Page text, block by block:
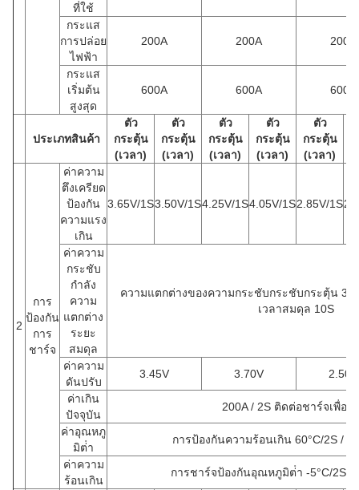
ที่ใช้
กระแส
การปล่อย
ไฟฟ้า
200A 200A 200A
กระแส
เริ่มต้น
สูงสุด
600A 600A 600A
ประเภทสินค้า
ตัว
กระตุ้น
(เวลา)
ตัว
กระตุ้น
(เวลา)
ตัว
กระตุ้น
(เวลา)
ตัว
กระตุ้น
(เวลา)
ตัว
กระตุ้น
(เวลา)
2
การ
ป้องกัน
การ
ชาร์จ
ค่าความ
ตึงเครียด
ป้องกัน
ความแรง
เกิน
3.65V/1S3.50V/1S4.25V/1S4.05V/1S2.85V/1S
ค่าความ
กระชับ
กําลัง
ความ
แตกต่าง
ระยะ
สมดุล
ความแตกต่างของความกระชับกระชับกระตุ้น
เวลาสมดุล 10S
ค่าความ
ดันปรับ
3.45V 3.70V
2.50V
ค่าเกิน
ปัจจุบัน
200A / 2S ติดต่อชาร์จเพื่อ
ค่าอุณหภู
มิต่ํา
การป้องกันความร้อนเกิน 60°C/2S / ป
ค่าความ
ร้อนเกิน
การชาร์จป้องกันอุณหภูมิต่ํา -5°C/2S /